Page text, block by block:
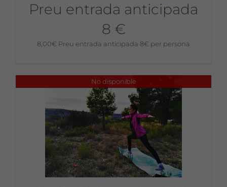
Preu entrada anticipada
8 €
8,00€ Preu entrada anticipada 8€ per persona
No disponible